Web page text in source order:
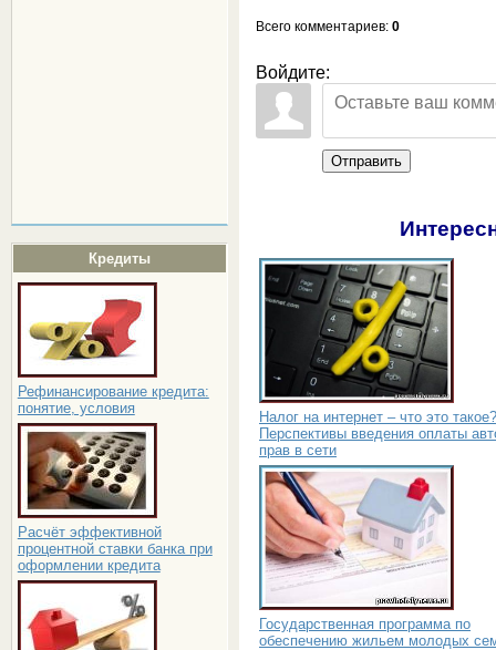
Кредиты
Рефинансирование кредита:
понятие, условия
Расчёт эффективной
процентной ставки банка при
оформлении кредита
Всего комментариев: 0
Войдите:
Отправить
Налог на интернет – что это такое?
Перспективы введения оплаты
прав в сети
Государственная программа по
обеспечению жильем молодых